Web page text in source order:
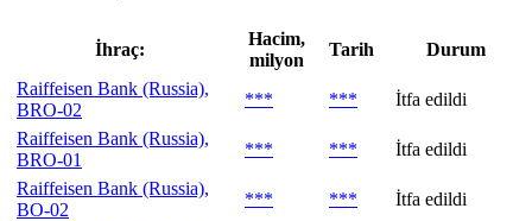
İhraç:
Hacim,
milyon
Tarih
Durum
Raiffeisen Bank (Russia),
BRO-02
*** ***
İtfa edildi
Raiffeisen Bank (Russia),
BRO-01
*** ***
İtfa edildi
Raiffeisen Bank (Russia),
BO-02
*** ***
İtfa edildi